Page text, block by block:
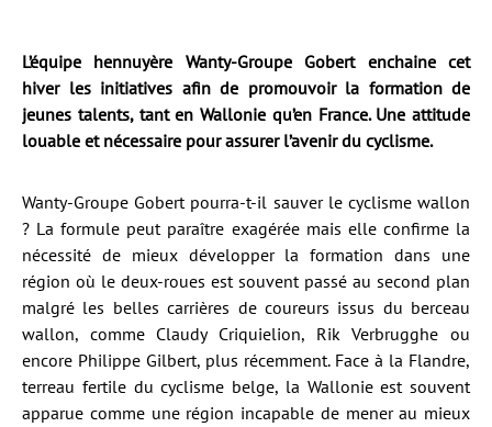
L’équipe hennuyère Wanty-Groupe Gobert enchaine cet
hiver les initiatives afin de promouvoir la formation de
jeunes talents, tant en Wallonie qu’en France. Une attitude
louable et nécessaire pour assurer l’avenir du cyclisme.
Wanty-Groupe Gobert pourra-t-il sauver le cyclisme wallon
? La formule peut paraître exagérée mais elle confirme la
nécessité de mieux développer la formation dans une
région où le deux-roues est souvent passé au second plan
malgré les belles carrières de coureurs issus du berceau
wallon, comme Claudy Criquielion, Rik Verbrugghe ou
encore Philippe Gilbert, plus récemment. Face à la Flandre,
terreau fertile du cyclisme belge, la Wallonie est souvent
apparue comme une région incapable de mener au mieux